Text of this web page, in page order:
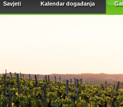
Savjeti Kalendar događanja